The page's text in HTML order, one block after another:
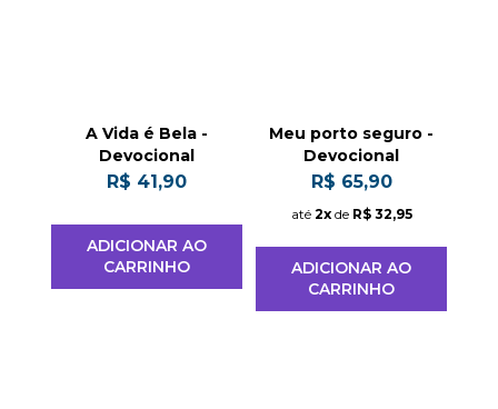
A Vida é Bela -
Devocional
R$ 41,90
ADICIONAR AO
CARRINHO
Meu porto seguro -
Devocional
R$ 65,90
até 2xde R$ 32,95
ADICIONAR AO
CARRINHO